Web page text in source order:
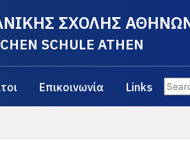
ΣΧΟΛΗΣ
SCHULE ATHEN
Επικοινωνία Links